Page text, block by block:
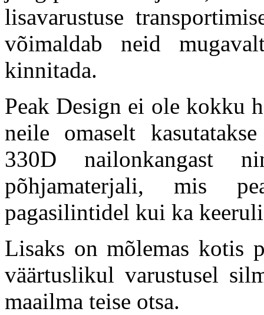
lisavarustuse
võimaldab neid
kinnitada.
Peak Design ei ole kokku
neile omaselt
330D nailonkangast
põhjamaterjali, mis
pagasilintidel kui ka
Lisaks on mõlemas kotis
väärtuslikul varustusel
maailma teise otsa.